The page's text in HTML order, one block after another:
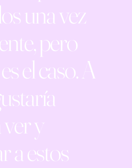
una vez
pero
el caso. A
y
a estos